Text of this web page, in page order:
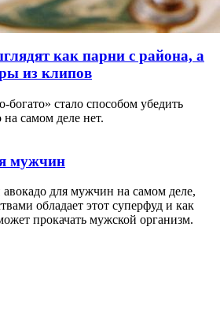
как парни с района, а
из клипов
богато» стало способом убедить
самом деле нет.
мужчин
авокадо для мужчин на самом деле,
обладает этот суперфуд и как
прокачать мужской организм.